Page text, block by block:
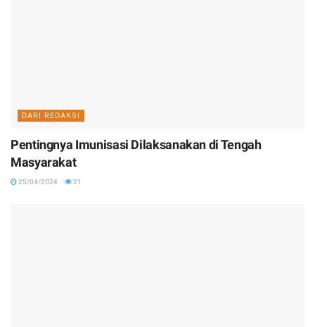
DARI REDAKSI
Pentingnya Imunisasi Dilaksanakan di Tengah
Masyarakat
25/04/2024 21